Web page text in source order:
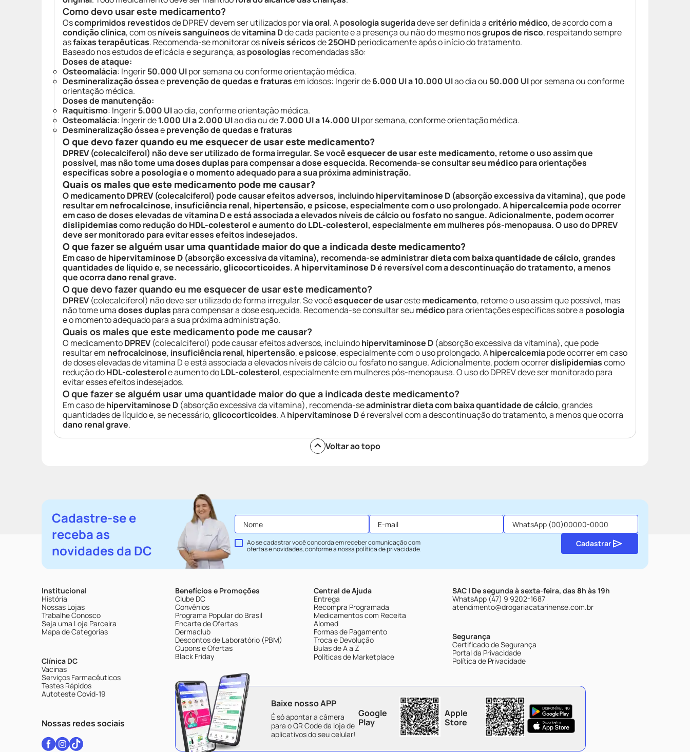
Como devo usar este medicamento?
Oscomprimidos revestidosde DPREV devem ser utilizados porvia oral. Aposologia sugeridadeve ser definida acritério médico, de acordo com a
condição clínica, com osníveis sanguíneosdevitamina Dde cada paciente e a presença ou não do mesmo nosgrupos de risco, respeitando sempre
asfaixas terapêuticas. Recomenda-se monitorar osníveis séricosde25OHDperiodicamente após o início do tratamento.
Baseado nos estudos de eficácia e segurança, asposologias recomendadas são:
Doses de ataque:
Osteomalácia: Ingerir50.000 UIpor semana ou conforme orientação médica.
Desmineralização ósseaeprevenção de quedas e fraturasem idosos: Ingerir de6.000 UI a 10.000 UIao dia ou 50.000 UIpor semana ou conforme
orientação médica.
Doses de manutenção:
Raquitismo: Ingerir5.000 UIao dia, conforme orientação médica.
Osteomalácia: Ingerir de1.000 UI a 2.000 UIao dia ou de7.000 UI a 14.000 UIpor semana, conforme orientação médica.
Desmineralização ósseaeprevenção de quedas e fraturas
O que devo fazer quando eu me esquecer de usar este medicamento?
DPREV(colecalciferol) não deve ser utilizado de forma irregular. Se vocêesquecer de usareste medicamento, retome o uso assim que
possível, mas não tome umadoses duplas para compensar a dose esquecida. Recomenda-se consultar seu médicopara orientações
específicas sobre aposologiae o momento adequado para a sua próxima administração.
Quais os males que este medicamento pode me causar?
O medicamentoDPREV(colecalciferol) pode causar efeitos adversos, incluindohipervitaminose D (absorção excessiva da vitamina), que pode
resultar emnefrocalcinose, insuficiência renal, hipertensão, e psicose, especialmente com o uso prolongado. Ahipercalcemiapode ocorrer
em caso de doses elevadas de vitamina D e está associada a elevados níveis de cálcio ou fosfato no sangue. Adicionalmente, podem ocorrer
dislipidemiascomo redução doHDL-colesterole aumento doLDL-colesterol, especialmente em mulheres pós-menopausa. O uso do DPREV
deve ser monitorado para evitar esses efeitos indesejados.
O que fazer se alguém usar uma quantidade maior do que a indicada deste medicamento?
Em caso de hipervitaminose D (absorção excessiva da vitamina), recomenda-seadministrar dieta com baixa quantidade de cálcio, grandes
quantidades de líquido e, se necessário, glicocorticoides. Ahipervitaminose Dé reversível com a descontinuação do tratamento, a menos
que ocorradano renal grave.
O que devo fazer quando eu me esquecer de usar este medicamento?
DPREV (colecalciferol) não deve ser utilizado de forma irregular. Se vocêesquecer de usarestemedicamento, retome o uso assim que possível, mas
não tome umadoses duplas para compensar a dose esquecida. Recomenda-se consultar seu médicopara orientações específicas sobre a posologia
e o momento adequado para a sua próxima administração.
Quais os males que este medicamento pode me causar?
O medicamentoDPREV (colecalciferol) pode causar efeitos adversos, incluindohipervitaminose D (absorção excessiva da vitamina), que pode
resultar em nefrocalcinose, insuficiência renal, hipertensão, epsicose, especialmente com o uso prolongado. Ahipercalcemiapode ocorrer em caso
de doses elevadas de vitamina D e está associada a elevados níveis de cálcio ou fosfato no sangue. Adicionalmente, podem ocorrerdislipidemiascomo
redução doHDL-colesterole aumento doLDL-colesterol, especialmente em mulheres pós-menopausa. O uso do DPREV deve ser monitorado para
evitar esses efeitos indesejados.
O que fazer se alguém usar uma quantidade maior do que a indicada deste medicamento?
Em caso dehipervitaminose D (absorção excessiva da vitamina), recomenda-seadministrar dieta com baixa quantidade de cálcio, grandes
quantidades de líquido e, se necessário,glicocorticoides. Ahipervitaminose Dé reversível com a descontinuação do tratamento, a menos que ocorra
dano renal grave.
Voltar ao topo
Cadastre-se e
receba as
novidades da DC
Ao se cadastrar você concorda em receber comunicação com
ofertas e novidades, conforme a nossapolítica de privacidade.
Cadastrar
Institucional
História
Nossas Lojas
Trabalhe Conosco
Seja uma Loja Parceira
Mapa de Categorias
Clínica DC
Vacinas
Serviços Farmacêuticos
Testes Rápidos
Autoteste Covid-19
Nossas redes sociais
Benefícios e Promoções
Clube DC
Convênios
Programa Popular do Brasil
Encarte de Ofertas
Dermaclub
Descontos de Laboratório (PBM)
Cupons e Ofertas
Black Friday
Central de Ajuda
Entrega
Recompra Programada
Medicamentos com Receita
Alomed
Formas de Pagamento
Troca e Devolução
Bulas de A a Z
Políticas de Marketplace
SAC | De segunda à sexta-feira, das 8h às 19h
WhatsApp (47) 9 9202-1687
atendimento@drogariacatarinense.com.br
Segurança
Certificado de Segurança
Portal da Privacidade
Política de Privacidade
Baixe nosso APP
É só apontar a câmera
para o QR Code da loja de
aplicativos do seu celular!
Google
Play
Apple
Store